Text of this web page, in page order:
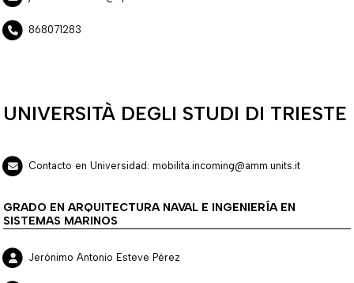
868071283
UNIVERSITÀ DEGLI STUDI DI TRIESTE
Contacto en Universidad: mobilita.incoming@amm.units.it
GRADO EN ARQUITECTURA NAVAL E INGENIERÍA EN
SISTEMAS MARINOS
Jerónimo Antonio Esteve Pérez